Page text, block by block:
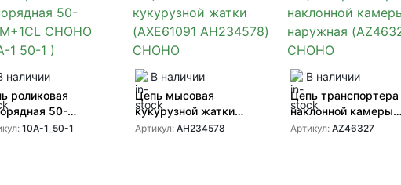
наличии
роликовая
50-
CHOHO (10A-1
10A-1_50-1
В наличии
Цепь мысовая
кукурузной жатки
(AXE61091 AH234578)
Артикул:AH234578
В наличии
Цепь транспортера
наклонной камеры
наружная (AZ46327)
Артикул: AZ46327